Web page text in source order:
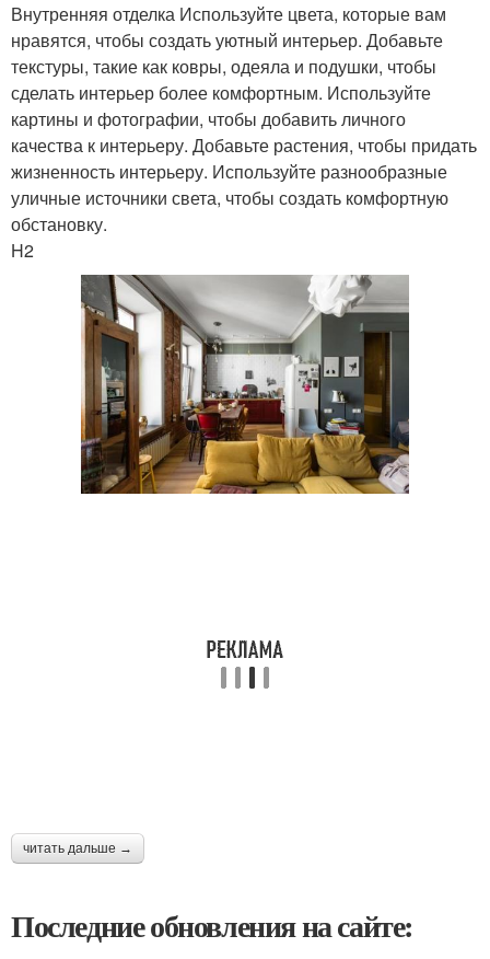
Внутренняя отделка Используйте цвета, которые вам
нравятся, чтобы создать уютный интерьер. Добавьте
текстуры, такие как ковры, одеяла и подушки, чтобы
сделать интерьер более комфортным. Используйте
картины и фотографии, чтобы добавить личного
качества к интерьеру. Добавьте растения, чтобы придать
жизненность интерьеру. Используйте разнообразные
уличные источники света, чтобы создать комфортную
обстановку.
H2
читать дальше →
Последние обновления на сайте: